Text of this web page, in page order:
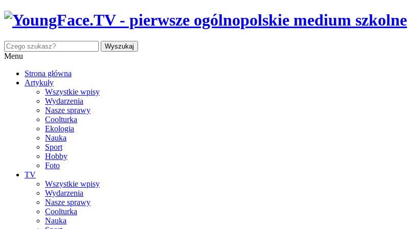
Menu
Strona główna
Artykuły
Wszystkie wpisy
Wydarzenia
Nasze sprawy
Coolturka
Ekologia
Nauka
Sport
Hobby
Foto
TV
Wszystkie wpisy
Wydarzenia
Nasze sprawy
Coolturka
Nauka